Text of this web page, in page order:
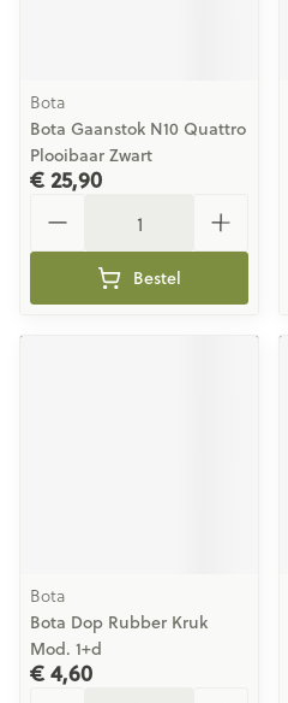
Bota
Bota Gaanstok N10 Quattro
Plooibaar Zwart
€ 25,90
Bestel
Bota
Bota Dop Rubber Kruk
Mod. 1+d
€ 4,60